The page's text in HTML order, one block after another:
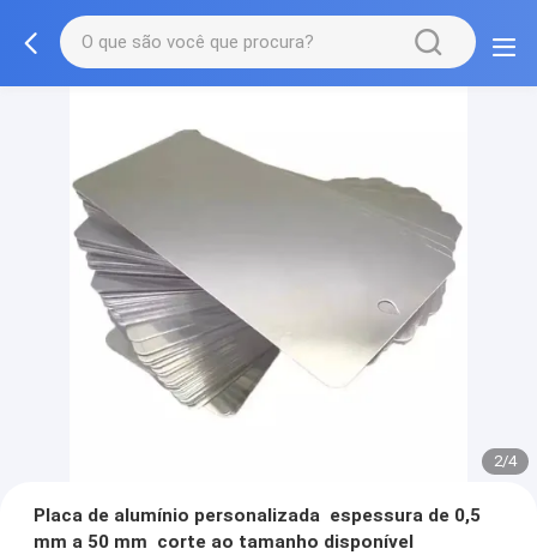
2/4
Placa de alumínio personalizada ️ espessura de 0,5
mm a 50 mm ️ corte ao tamanho disponível